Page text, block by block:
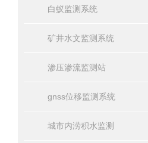
白蚁监测系统
矿井水文监测系统
渗压渗流监测站
gnss位移监测系统
城市内涝积水监测